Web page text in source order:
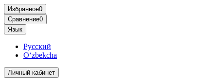
Избранное0
Сравнение0
Язык
Русский
O‘zbekcha
Личный кабинет